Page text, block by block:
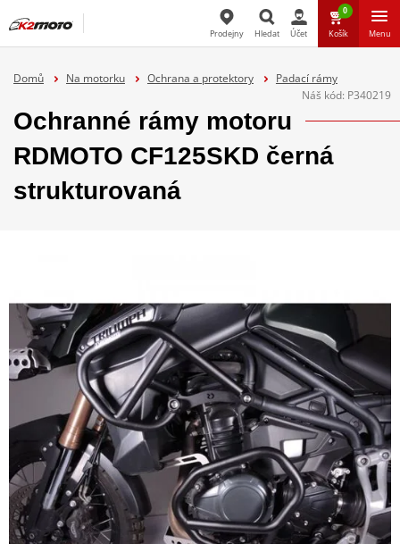
Hledat
Prodejny Hledat Účet
0
Košík Menu
Domů Na motorku Ochrana a protektory
Padací rámy
Náš kód: P340219
Ochranné rámy motoru
RDMOTO CF125SKD černá
strukturovaná